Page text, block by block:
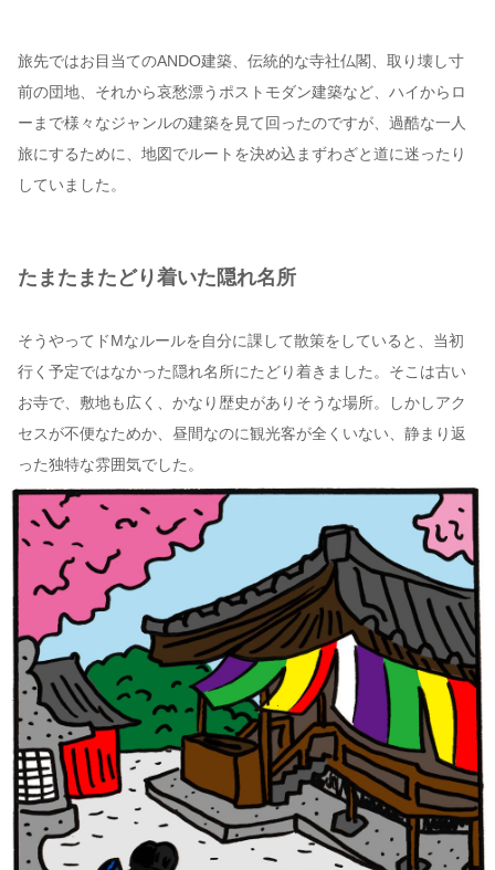
旅先ではお目当てのANDO建築、伝統的な寺社仏閣、取り壊し寸
前の団地、それから哀愁漂うポストモダン建築など、ハイからロ
ーまで様々なジャンルの建築を見て回ったのですが、過酷な一人
旅にするために、地図でルートを決め込まずわざと道に迷ったり
していました。
たまたまたどり着いた隠れ名所
そうやってドMなルールを自分に課して散策をしていると、当初
行く予定ではなかった隠れ名所にたどり着きました。そこは古い
お寺で、敷地も広く、かなり歴史がありそうな場所。しかしアク
セスが不便なためか、昼間なのに観光客が全くいない、静まり返
った独特な雰囲気でした。